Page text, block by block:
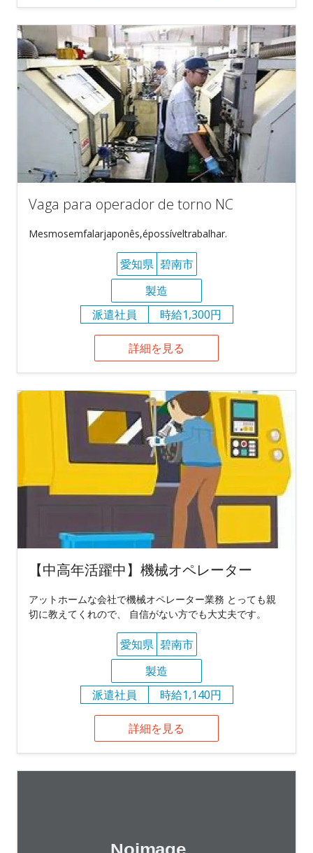
Vaga para operador de torno NC
Mesmosemfalarjaponês,épossíveltrabalhar.
愛知県 碧南市
製造
派遣社員
時給1,300円
詳細を見る
【中高年活躍中】機械オペレーター
アットホームな会社で機械オペレーター業務 とっても親
切に教えてくれので、 自信がない方でも大丈夫です。
愛知県 碧南市
製造
派遣社員
時給1,140円
詳細を見る